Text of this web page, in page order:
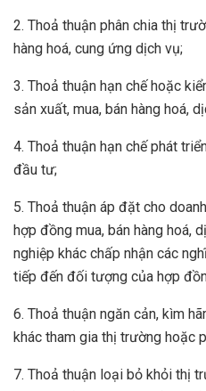
2. Thoả thuận phân chia thị
hàng hoá, cung ứng dịch vụ;
3. Thoả thuận hạn chế hoặc
sản xuất, mua, bán hàng hoá,
4. Thoả thuận hạn chế phát
đầu tư;
5. Thoả thuận áp đặt cho
hợp đồng mua, bán hàng hoá,
nghiệp khác chấp nhận các
tiếp đến đối tượng của hợp
6. Thoả thuận ngăn cản, kìm
khác tham gia thị trường hoặc
7. Thoả thuận loại bỏ khỏi thị